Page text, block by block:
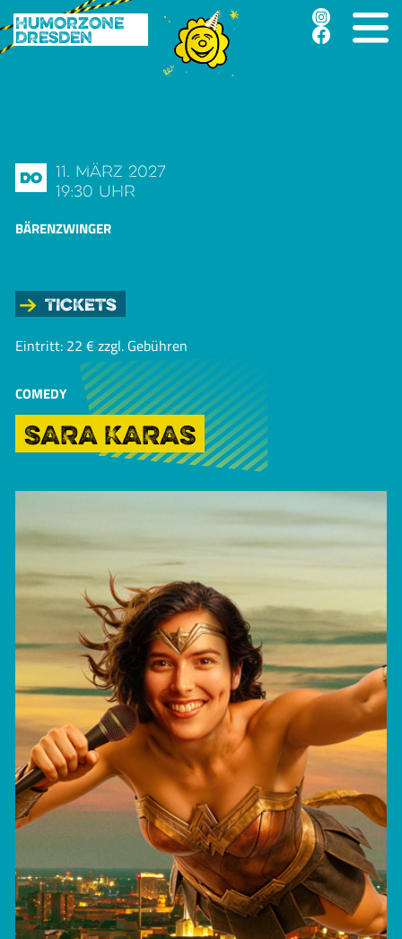
Humorzone
Dresden
Do
11. März 2027
19:30 Uhr
BÄRENZWINGER
Tickets
Eintritt: 22 € zzgl. Gebühren
COMEDY
SARA KARAS